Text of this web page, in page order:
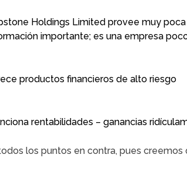
Holdings Limited provee muy
importante; es una empresa
productos financieros de alto riesgo
rentabilidades – ganancias
los puntos en contra, pues